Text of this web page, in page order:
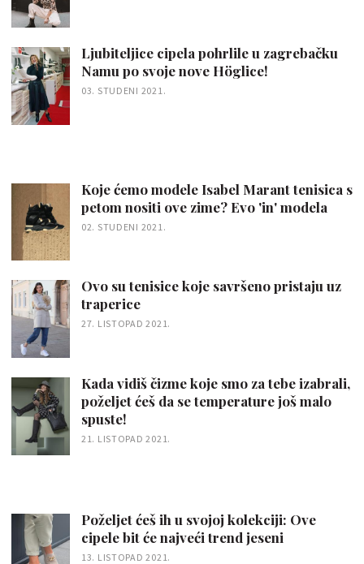
Ljubiteljice cipela pohrlile u zagrebačku
Namu po svoje nove Höglice!
03. STUDENI 2021.
Koje ćemo modele Isabel Marant tenisica s
petom nositi ove zime? Evo 'in' modela
02. STUDENI 2021.
Ovo su tenisice koje savršeno pristaju uz
traperice
27. LISTOPAD 2021.
Kada vidiš čizme koje smo za tebe izabrali,
poželjet ćeš da se temperature još malo
spuste!
21. LISTOPAD 2021.
Poželjet ćeš ih u svojoj kolekciji: Ove
cipele bit će najveći trend jeseni
13. LISTOPAD 2021.